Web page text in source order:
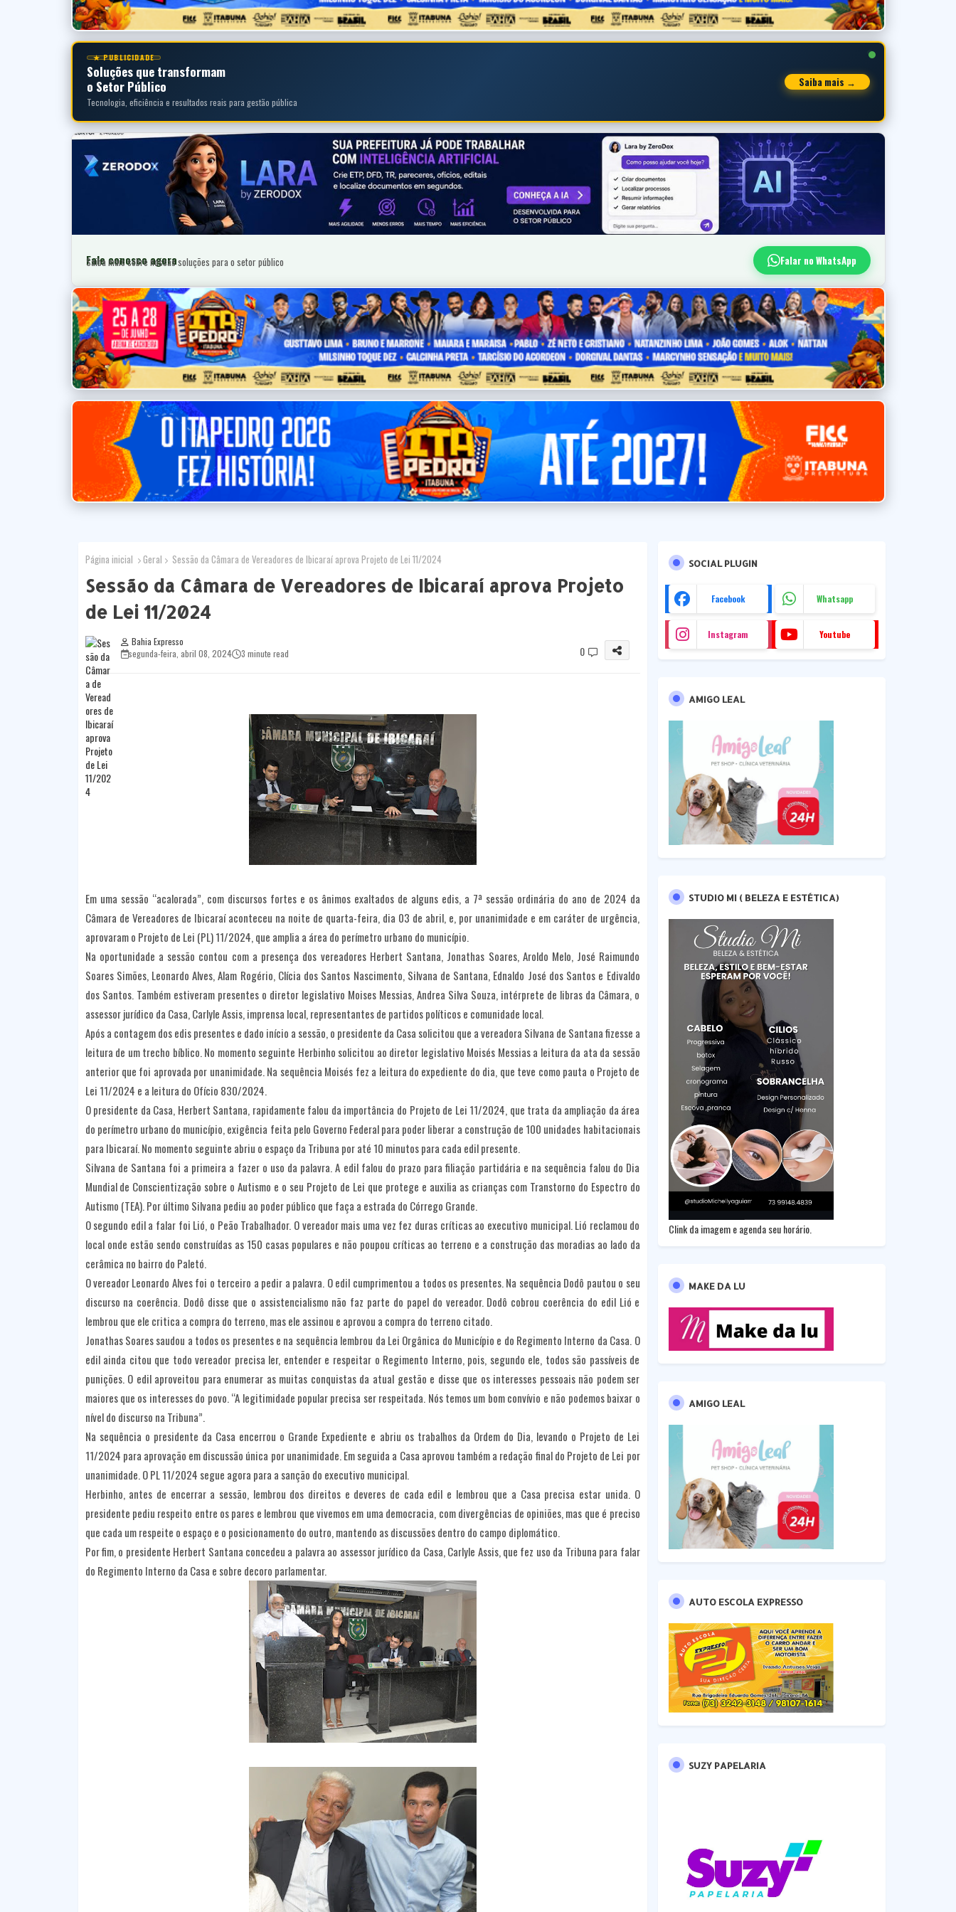
★ PUBLICIDADE
Soluções que transformam
o Setor Público
Tecnologia, eficiência e resultados reais para gestão pública
Saiba mais →
Fale conosco agora
Saiba mais sobre nossas soluções para o setor público Falar no WhatsApp
Página inicial Geral Sessão da Câmara de Vereadores de Ibicaraí aprova Projeto de Lei 11/2024
Sessão da Câmara de Vereadores de Ibicaraí aprova Projeto
de Lei 11/2024
Bahia Expresso
segunda-feira, abril 08, 2024
3 minute read 0
Em uma sessão “acalorada”, com discursos fortes e os ânimos exaltados de alguns edis, a 7ª sessão ordinária do ano de 2024 da
Câmara de Vereadores de Ibicaraí aconteceu na noite de quarta-feira, dia 03 de abril, e, por unanimidade e em caráter de urgência,
aprovaram o Projeto de Lei (PL) 11/2024, que amplia a área do perímetro urbano do município.
Na oportunidade a sessão contou com a presença dos vereadores Herbert Santana, Jonathas Soares, Aroldo Melo, José Raimundo
Soares Simões, Leonardo Alves, Alam Rogério, Clícia dos Santos Nascimento, Silvana de Santana, Ednaldo José dos Santos e Edivaldo
dos Santos. Também estiveram presentes o diretor legislativo Moises Messias, Andrea Silva Souza, intérprete de libras da Câmara, o
assessor jurídico da Casa, Carlyle Assis, imprensa local, representantes de partidos políticos e comunidade local.
Após a contagem dos edis presentes e dado início a sessão, o presidente da Casa solicitou que a vereadora Silvana de Santana fizesse a
leitura de um trecho bíblico. No momento seguinte Herbinho solicitou ao diretor legislativo Moisés Messias a leitura da ata da sessão
anterior que foi aprovada por unanimidade. Na sequência Moisés fez a leitura do expediente do dia, que teve como pauta o Projeto de
Lei 11/2024 e a leitura do Ofício 830/2024.
O presidente da Casa, Herbert Santana, rapidamente falou da importância do Projeto de Lei 11/2024, que trata da ampliação da área
do perímetro urbano do município, exigência feita pelo Governo Federal para poder liberar a construção de 100 unidades habitacionais
para Ibicaraí. No momento seguinte abriu o espaço da Tribuna por até 10 minutos para cada edil presente.
Silvana de Santana foi a primeira a fazer o uso da palavra. A edil falou do prazo para filiação partidária e na sequência falou do Dia
Mundial de Conscientização sobre o Autismo e o seu Projeto de Lei que protege e auxilia as crianças com Transtorno do Espectro do
Autismo (TEA). Por último Silvana pediu ao poder público que faça a estrada do Córrego Grande.
O segundo edil a falar foi Lió, o Peão Trabalhador. O vereador mais uma vez fez duras críticas ao executivo municipal. Lió reclamou do
local onde estão sendo construídas as 150 casas populares e não poupou críticas ao terreno e a construção das moradias ao lado da
cerâmica no bairro do Paletó.
O vereador Leonardo Alves foi o terceiro a pedir a palavra. O edil cumprimentou a todos os presentes. Na sequência Dodô pautou o seu
discurso na coerência. Dodô disse que o assistencialismo não faz parte do papel do vereador. Dodô cobrou coerência do edil Lió e
lembrou que ele critica a compra do terreno, mas ele assinou e aprovou a compra do terreno citado.
Jonathas Soares saudou a todos os presentes e na sequência lembrou da Lei Orgânica do Município e do Regimento Interno da Casa. O
edil ainda citou que todo vereador precisa ler, entender e respeitar o Regimento Interno, pois, segundo ele, todos são passíveis de
punições. O edil aproveitou para enumerar as muitas conquistas da atual gestão e disse que os interesses pessoais não podem ser
maiores que os interesses do povo. “A legitimidade popular precisa ser respeitada. Nós temos um bom convívio e não podemos baixar o
nível do discurso na Tribuna”.
Na sequência o presidente da Casa encerrou o Grande Expediente e abriu os trabalhos da Ordem do Dia, levando o Projeto de Lei
11/2024 para aprovação em discussão única por unanimidade. Em seguida a Casa aprovou também a redação final do Projeto de Lei por
unanimidade. O PL 11/2024 segue agora para a sanção do executivo municipal.
Herbinho, antes de encerrar a sessão, lembrou dos direitos e deveres de cada edil e lembrou que a Casa precisa estar unida. O
presidente pediu respeito entre os pares e lembrou que vivemos em uma democracia, com divergências de opiniões, mas que é preciso
que cada um respeite o espaço e o posicionamento do outro, mantendo as discussões dentro do campo diplomático.
Por fim, o presidente Herbert Santana concedeu a palavra ao assessor jurídico da Casa, Carlyle Assis, que fez uso da Tribuna para falar
do Regimento Interno da Casa e sobre decoro parlamentar.
SOCIAL PLUGIN
Facebook Whatsapp
Instagram Youtube
AMIGO LEAL
STUDIO MI ( BELEZA E ESTÉTICA)
Clink da imagem e agenda seu horário.
MAKE DA LU
AMIGO LEAL
AUTO ESCOLA EXPRESSO
SUZY PAPELARIA